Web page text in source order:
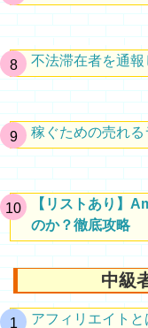
不法滞在者を通
稼ぐための売れ
【リストあり】
のか？徹底攻略
中級
アフィリエイト